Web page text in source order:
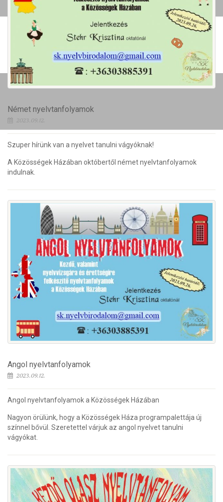
Német nyelvtanfolyamok
2023.09.12.
Szuper hírünk van a nyelvet tanulni vágyóknak!
A Közösségek Házában októbertől német nyelvtanfolyamok
indulnak.
Angol nyelvtanfolyamok
2023.09.12.
Angol nyelvtanfolyamok a Közösségek Házában
Nagyon örülünk, hogy a Közösségek Háza programpalettája új
színnel bővül. Szeretettel várjuk az angol nyelvet tanulni
vágyókat.